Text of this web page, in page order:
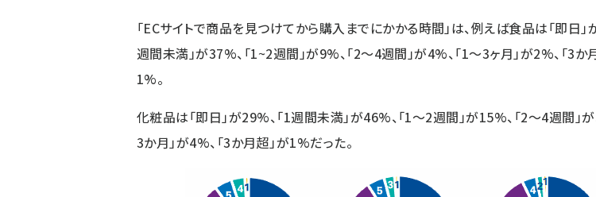
「ECサイトで商品を見つけてから購入までにかかる時間」は、例えば食品は「即日」
週間未満」が37%、「1~2週間」が9%、「2～4週間」が4%、「1～3ヶ月」が2%、「3か
1%。
化粧品は「即日」が29%、「1週間未満」が46%、「1～2週間」が15%、「2～4週間」
3か月」が4%、「3か月超」が1%だった。